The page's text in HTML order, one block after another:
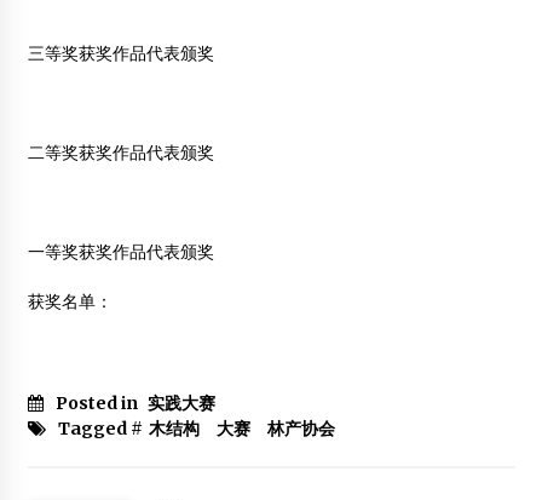
三等奖获奖作品代表颁奖
二等奖获奖作品代表颁奖
一等奖获奖作品代表颁奖
获奖名单：
Posted in 实践大赛
Tagged # 木结构 大赛 林产协会